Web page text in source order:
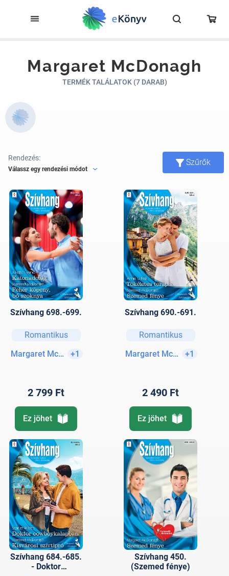
Margaret McDonagh
TERMÉK TALÁLATOK (7 DARAB)
Rendezés:
Válassz egy rendezési módot
Szűrők
Szívhang 698.-699.
Romantikus
Margaret McDonagh
+1
2 799 Ft
Ez jöhet
Szívhang 690.-691.
Romantikus
Margaret McDonagh
+1
2 490 Ft
Ez jöhet
Szívhang 684.-685.
- Doktor
Szívhang 450.
(Szemed fénye)